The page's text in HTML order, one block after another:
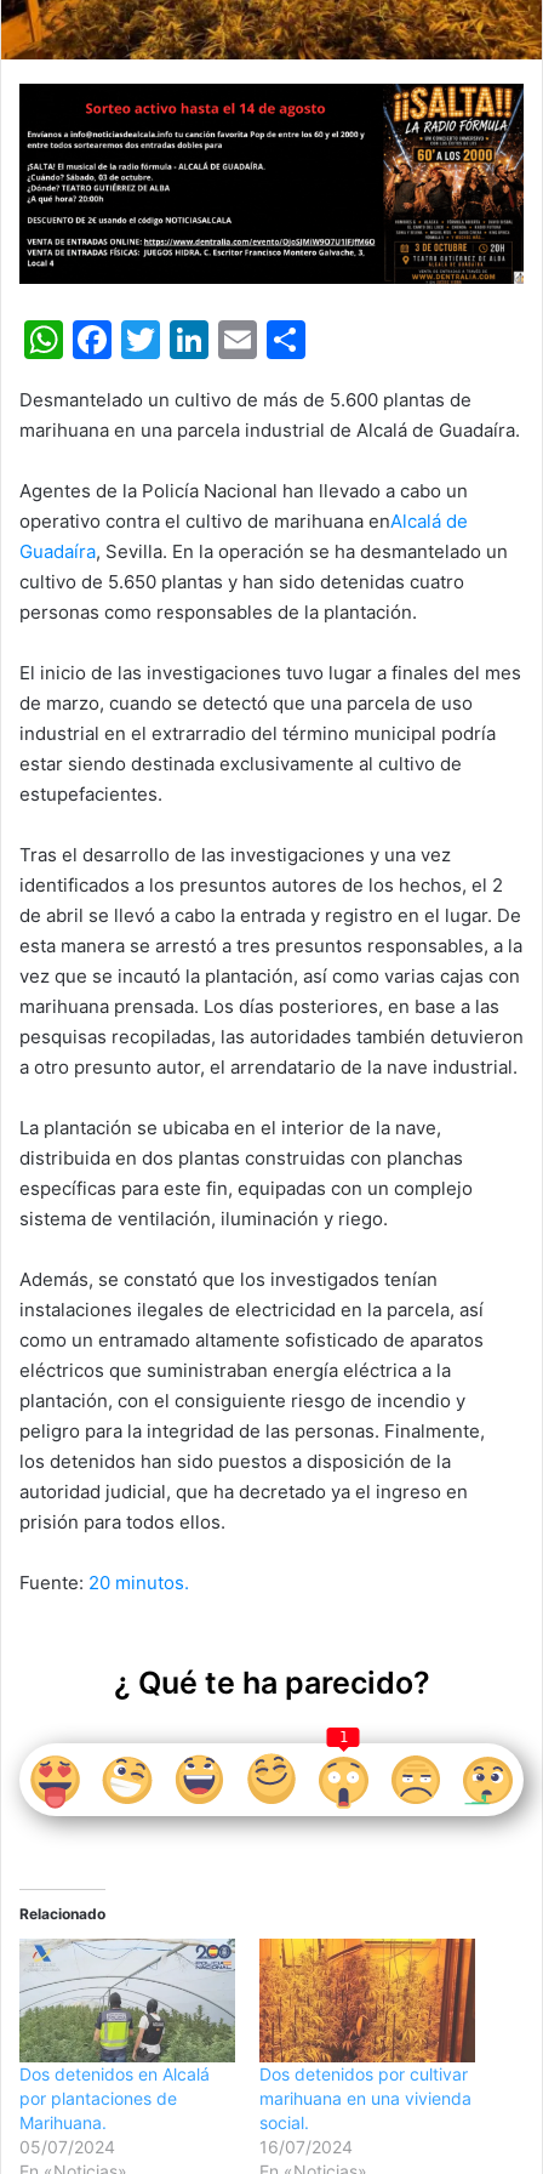
W
at
A
p
p
F
c
b
o
o
k
T
itt
er
Li
k
dI
n
E
ai m
ar
tir
Desmantelado un cultivo de más de 5.600 plantas de
marihuana en una parcela industrial de Alcalá de Guadaíra.
Agentes de la Policía Nacional han llevado a cabo un
operativo contra el cultivo de marihuana enAlcalá de
Guadaíra, Sevilla. En la operación se ha desmantelado un
cultivo de 5.650 plantas y han sido detenidas cuatro
personas como responsables de la plantación.
El inicio de las investigaciones tuvo lugar a finales del mes
de marzo, cuando se detectó que una parcela de uso
industrial en el extrarradio del término municipal podría
estar siendo destinada exclusivamente al cultivo de
estupefacientes.
Tras el desarrollo de las investigaciones y una vez
identificados a los presuntos autores de los hechos, el 2
de abril se llevó a cabo la entrada y registro en el lugar. De
esta manera se arrestó a tres presuntos responsables, a la
vez que se incautó la plantación, así como varias cajas con
marihuana prensada. Los días posteriores, en base a las
pesquisas recopiladas, las autoridades también detuvieron
a otro presunto autor, el arrendatario de la nave industrial.
La plantación se ubicaba en el interior de la nave,
distribuida en dos plantas construidas con planchas
específicas para este fin, equipadas con un complejo
sistema de ventilación, iluminación y riego.
Además, se constató que los investigados tenían
instalaciones ilegales de electricidad en la parcela, así
como un entramado altamente sofisticado de aparatos
eléctricos que suministraban energía eléctrica a la
plantación, con el consiguiente riesgo de incendio y
peligro para la integridad de las personas. Finalmente,
los detenidos han sido puestos a disposición de la
autoridad judicial, que ha decretado ya el ingreso en
prisión para todos ellos.
Fuente: 20 minutos.
¿ Qué te ha parecido?
1
Relacionado
Dos detenidos en Alcalá
por plantaciones de
Marihuana.
05/07/2024
Dos detenidos por cultivar
marihuana en una vivienda
social.
16/07/2024